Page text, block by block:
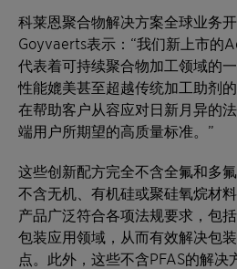
科莱恩聚合物解决方案全球业务
Goyvaerts表示：“我们新上市的
代表着可持续聚合物加工领域的
性能媲美甚至超越传统加工助剂
在帮助客户从容应对日新月异的
端用户所期望的高质量标准。”
这些创新配方完全不含全氟和多
不含无机、有机硅或聚硅氧烷材
产品广泛符合各项法规要求，包
包装应用领域，从而有效解决包
点。此外，这些不含PFAS的解决